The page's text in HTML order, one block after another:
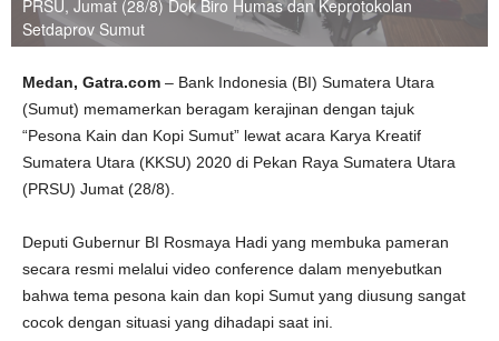
PRSU, Jumat (28/8) Dok Biro Humas dan Keprotokolan
Setdaprov Sumut
Medan, Gatra.com – Bank Indonesia (BI) Sumatera Utara
(Sumut) memamerkan beragam kerajinan dengan tajuk
“Pesona Kain dan Kopi Sumut” lewat acara Karya Kreatif
Sumatera Utara (KKSU) 2020 di Pekan Raya Sumatera Utara
(PRSU) Jumat (28/8).
Deputi Gubernur BI Rosmaya Hadi yang membuka pameran
secara resmi melalui video conference dalam menyebutkan
bahwa tema pesona kain dan kopi Sumut yang diusung sangat
cocok dengan situasi yang dihadapi saat ini.